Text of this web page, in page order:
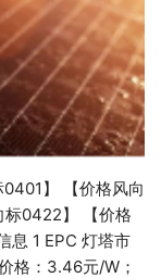
】 【价格风向
0422】 【价格
息 1 EPC 灯塔市
格：3.46元/W；